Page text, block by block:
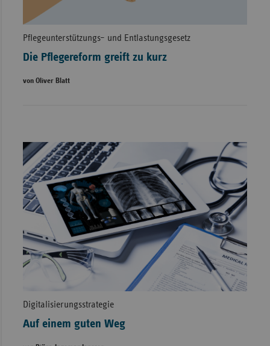
Pflegeunterstützungs– und Entlastungsgesetz
Die Pflegereform greift zu kurz
von Oliver Blatt
Digitalisierungsstrategie
Auf einem guten Weg